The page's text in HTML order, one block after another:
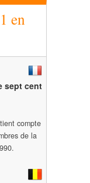
en
sept cent
compte
de la